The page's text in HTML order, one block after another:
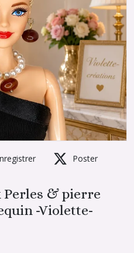
Poster
Perles & pierre
-Violette-